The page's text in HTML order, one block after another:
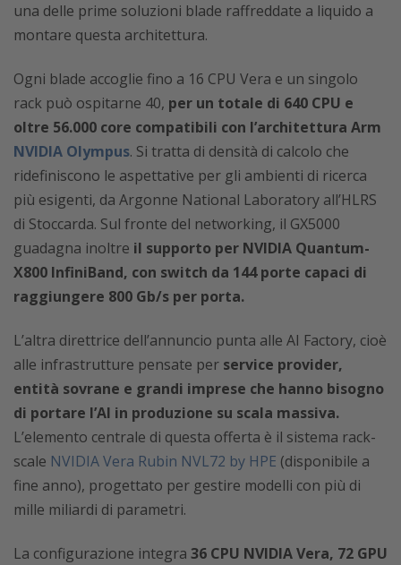
una delle prime soluzioni blade raffreddate a liquido a
montare questa architettura.
Ogni blade accoglie fino a 16 CPU Vera e un singolo
rack può ospitarne 40, per un totale di 640 CPU e
oltre 56.000 core compatibili con l’architettura Arm
NVIDIA Olympus. Si tratta di densità di calcolo che
ridefiniscono le aspettative per gli ambienti di ricerca
più esigenti, da Argonne National Laboratory all’HLRS
di Stoccarda. Sul fronte del networking, il GX5000
guadagna inoltre il supporto per NVIDIA Quantum-
X800 InfiniBand, con switch da 144 porte capaci di
raggiungere 800 Gb/s per porta.
L’altra direttrice dell’annuncio punta alle AI Factory, cioè
alle infrastrutture pensate per service provider,
entità sovrane e grandi imprese che hanno bisogno
di portare l’AI in produzione su scala massiva.
L’elemento centrale di questa offerta è il sistema rack-
scale NVIDIA Vera Rubin NVL72 by HPE (disponibile a
fine anno), progettato per gestire modelli con più di
mille miliardi di parametri.
La configurazione integra 36 CPU NVIDIA Vera, 72 GPU